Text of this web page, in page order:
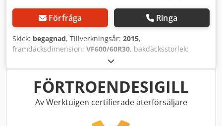
Förfråga Ringa
Skick: begagnad, Tillverkningsår: 2015,
framdäcksdimension: VF600/60R30, bakdäcksstorlek:
fram kraftuttag, frontlastare,
tryckluftsbroms, Frontlastare Alö Quicke Michelin-däck /
Codpfx Aaetncb Iotjrf
FÖRTROENDESIGILL
Av Werktuigen certifierade återförsäljare